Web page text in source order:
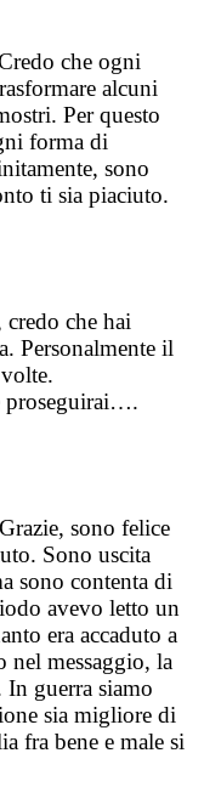
che ogni
alcuni
Per questo
forma di
sono
ti sia piaciuto.
credo che hai
Personalmente il
proseguirai….
Grazie, sono felice
Sono uscita
sono contenta di
avevo letto un
era accaduto a
nel messaggio, la
guerra siamo
sia migliore di
fra bene e male si